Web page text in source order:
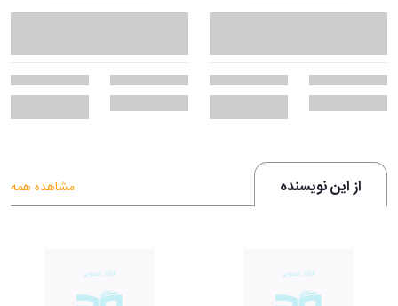
از این نویسنده مشاهده همه